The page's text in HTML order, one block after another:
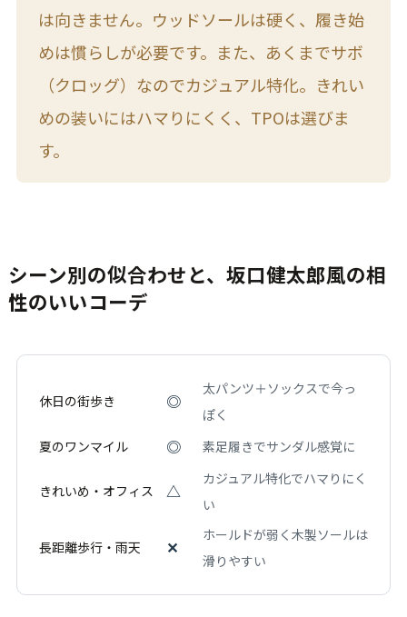
は向きません。ウッドソールは硬く、履き始
めは慣らしが必要です。また、あくまでサボ
（クロッグ）なのでカジュアル特化。きれい
めの装いにはハマりにくく、TPOは選びま
す。
シーン別の似合わせと、坂口健太郎風の相
性のいいコーデ
休日の街歩き ◎
太パンツ＋ソックスで今っ
ぽく
夏のワンマイル
◎ 素足履きでサンダル感覚に
きれいめ・オフィス △
カジュアル特化でハマりにく
い
長距離歩行・雨天 ✕
ホールドが弱く木製ソールは
滑りやすい